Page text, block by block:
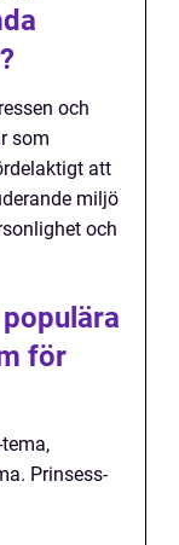
och
som
att
miljö
och
för
Prinsess-